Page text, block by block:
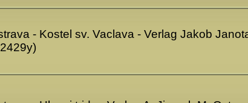
- Kostel sv. Vaclava - Verlag Jakob